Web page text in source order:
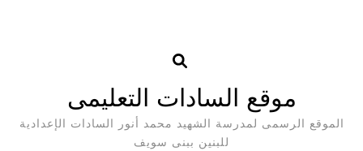
موقع السادات التعليمى
الموقع الرسمى لمدرسة الشهيد محمد أنور السادات الإعدادية
للبنين ببنى سويف